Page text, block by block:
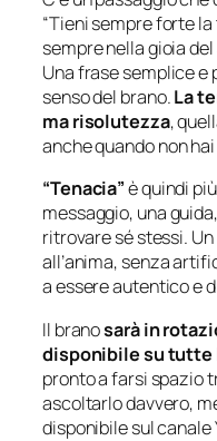
“Tieni sempre forte
sempre nella gioia del
Una frase semplice
senso del brano.La
ma risolutezza,
anche quando non
“Tenacia”è quindi
messaggio, una
ritrovare sé stessi.
all’anima, senza
a essere autentico e
Il branosarà in
disponibile su
pronto a farsi spazio
ascoltarlo davvero,
disponibile sul